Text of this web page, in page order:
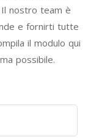
nostro team è
e fornirti tutte
il modulo qui
possibile.